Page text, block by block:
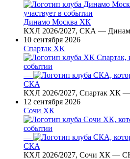
Динамо Москва ХК
КХЛ 2026/2027, СКА —
10 сентября 2026
Спартак ХК
—
СКА
КХЛ 2026/2027, Спартак ХК
12 сентября 2026
Сочи ХК
—
СКА
КХЛ 2026/2027, Сочи ХК —